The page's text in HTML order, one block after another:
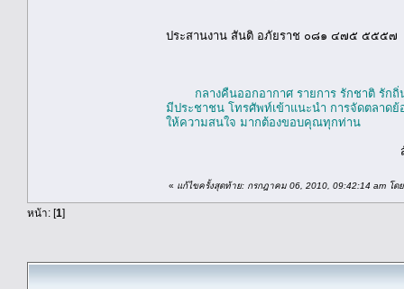
ประสานงาน สันติ อภัยราช ๐๘๑ ๔๗๕ ๕๕๕๗
กลางคืนออกอากาศ รายการ รักชาติ รัก
มีประชาชน โทรศัพท์เข้าแนะนำ การจัดตลาด
ให้ความสนใจ มากต้องขอบคุณทุกท่าน
สันติ อภัย
« แก้ไขครั้งสุดท้าย: กรกฎาคม 06, 2010, 09:42:14 am โด
หน้า: [1]